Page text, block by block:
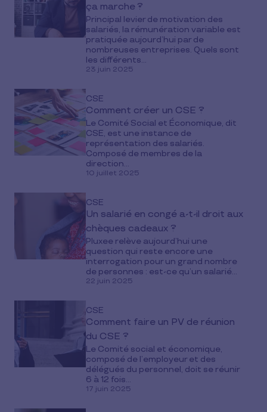
ça marche ?
Principal levier de motivation des
salariés, la rémunération variable est
pratiquée aujourd’hui par de
nombreuses entreprises. Quels sont
les différents...
23 juin 2025
CSE
Comment créer un CSE ?
Le Comité Social et Économique, dit
CSE, est une instance de
représentation des salariés.
Composé de membres de la
direction...
10 juillet 2025
CSE
Un salarié en congé a-t-il droit aux
chèques cadeaux ?
Pluxee relève aujourd’hui une
question qui reste encore une
interrogation pour un grand nombre
de personnes : est-ce qu’un salarié...
22 juin 2025
CSE
Comment faire un PV de réunion
du CSE ?
Le Comité social et économique,
composé de l’employeur et des
délégués du personnel, doit se réunir
6 à 12 fois...
17 juin 2025